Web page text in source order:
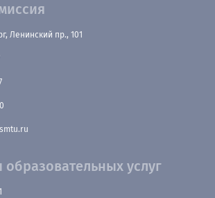
Ленинский пр., 101
образовательных услуг